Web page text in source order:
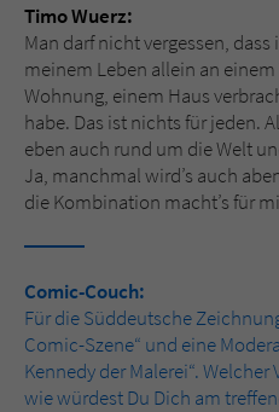
Timo Wuerz:
Man darf nicht vergessen,
meinem Leben allein an
Wohnung, einem Haus
habe. Das ist nichts für jeden.
eben auch rund um die Welt
Ja, manchmal wird’s auch
die Kombination macht’s für
Comic-Couch:
Für die Süddeutsche
Comic-Szene“ und eine
Kennedy der Malerei“.
wie würdest Du Dich am